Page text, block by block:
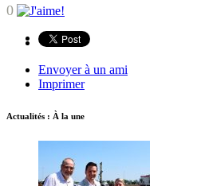
0
Envoyer à un ami
Imprimer
Actualités : À la une